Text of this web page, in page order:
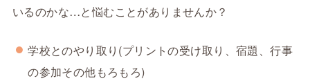
いるのかな…と悩むことがありませんか？
学校とのやり取り(プリントの受け取り、宿題、行事
の参加その他もろもろ)